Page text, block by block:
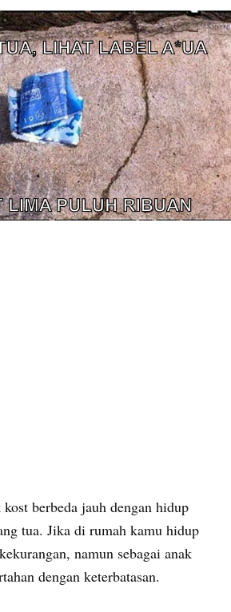
berbeda jauh dengan hidup
tua. Jika di rumah kamu hidup
namun sebagai anak
dengan keterbatasan.